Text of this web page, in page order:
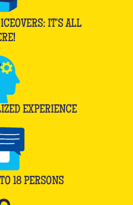
IT'S ALL
EXPERIENCE
18 PERSONS